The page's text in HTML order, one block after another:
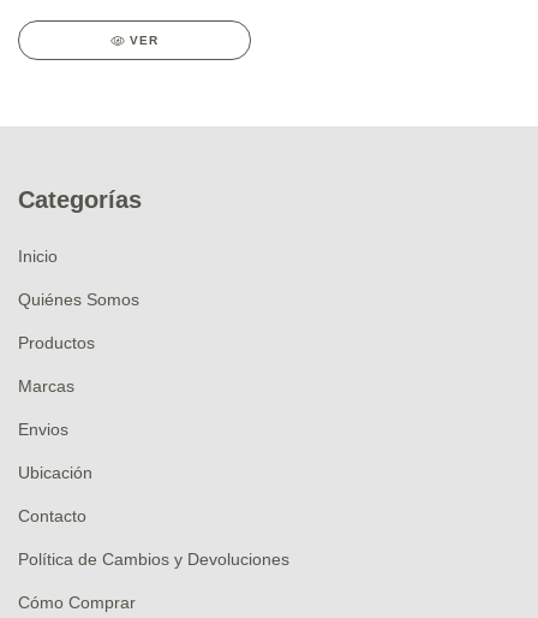
VER
Categorías
Inicio
Quiénes Somos
Productos
Marcas
Envios
Ubicación
Contacto
Política de Cambios y Devoluciones
Cómo Comprar